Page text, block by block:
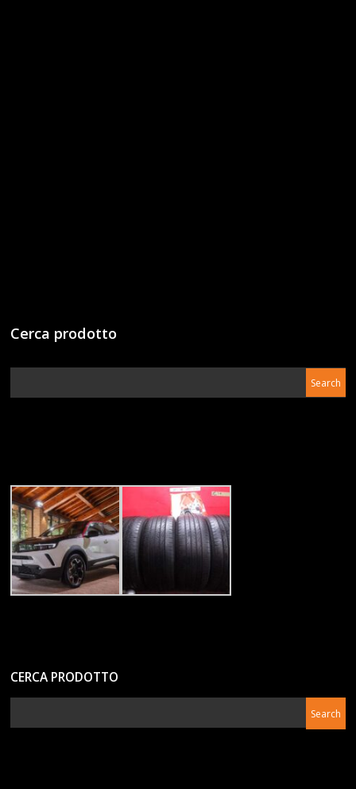
Cerca prodotto
CERCA PRODOTTO